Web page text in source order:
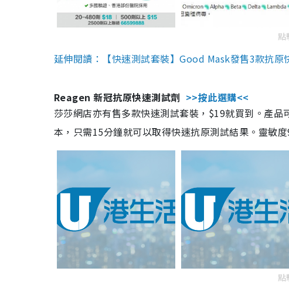
點
延伸閱讀：【快速測試套裝】Good Mask發售3款抗
Reagen 新冠抗原快速測試劑 >>按此選購<<
莎莎網店亦有售多款快速測試套裝，$19就買到。產
本，只需15分鐘就可以取得快速抗原測試結果。靈敏
點